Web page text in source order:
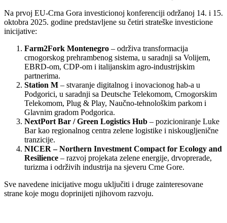
Na prvoj EU-Crna Gora investicionoj konferenciji održanoj 14. i 15.
oktobra 2025. godine predstavljene su četiri strateške investicione
inicijative:
Farm2Fork Montenegro – održiva transformacija
crnogorskog prehrambenog sistema, u saradnji sa Volijem,
EBRD-om, CDP-om i italijanskim agro-industrijskim
partnerima.
Station M – stvaranje digitalnog i inovacionog hab-a u
Podgorici, u saradnji sa Deutsche Telekomom, Crnogorskim
Telekomom, Plug & Play, Naučno-tehnološkim parkom i
Glavnim gradom Podgorica.
NextPort Bar / Green Logistics Hub – pozicioniranje Luke
Bar kao regionalnog centra zelene logistike i niskougljenične
tranzicije.
NICER – Northern Investment Compact for Ecology and
Resilience – razvoj projekata zelene energije, drvoprerade,
turizma i održivih industrija na sjeveru Crne Gore.
Sve navedene inicijative mogu uključiti i druge zainteresovane
strane koje mogu doprinijeti njihovom razvoju.